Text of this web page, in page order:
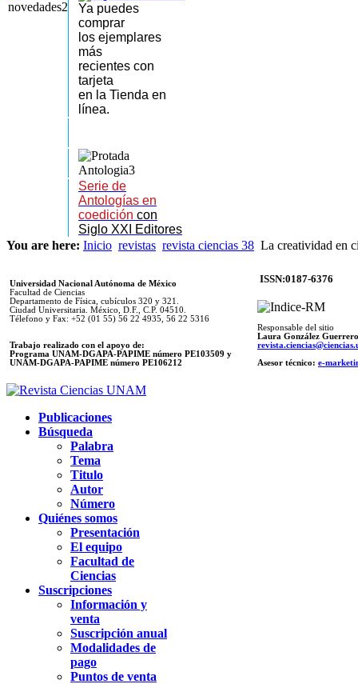
Ya puedes
comprar
los ejemplares
más
recientes con
tarjeta
en la Tienda en
línea.
Serie de
Antologías en
coedición con
Siglo XXI Editores
You are here: Inicio revistas revista ciencias 38 La creatividad en
Universidad Nacional Autónoma de México
Facultad de Ciencias
Departamento de Física, cubículos 320 y 321.
Ciudad Universitaria. México, D.F., C.P. 04510.
Télefono y Fax: +52 (01 55) 56 22 4935, 56 22 5316
Trabajo realizado con el apoyo de:
Programa UNAM-DGAPA-PAPIME número PE103509 y
UNAM-DGAPA-PAPIME número PE106212
ISSN:0187-6376
Responsable del sitio
Laura González Guerrero
Asesor técnico: e-
Publicaciones
Búsqueda
Palabra
Tema
Titulo
Autor
Número
Quiénes somos
Presentación
El equipo
Facultad de
Ciencias
Suscripciones
Información y
venta
Suscripción anual
Modalidades de
pago
Puntos de venta